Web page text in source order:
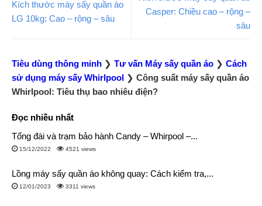
Kích thước máy sấy quần áo
LG 10kg: Cao – rộng – sâu
Casper: Chiều cao – rộng –
sâu
Tiêu dùng thông minh ❯ Tư vấn Máy sấy quần áo ❯ Cách
sử dụng máy sấy Whirlpool ❯ Công suất máy sấy quần áo
Whirlpool: Tiêu thụ bao nhiêu điện?
Đọc nhiều nhất
Tổng đài và trạm bảo hành Candy – Whirpool –...
15/12/2022 4521 views
Lồng máy sấy quần áo không quay: Cách kiểm tra,...
12/01/2023 3311 views